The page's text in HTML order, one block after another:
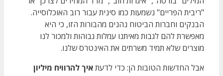
"ריבית הפריים" נשמעות כמו סינית עבור רוב האוכלוסייה.
הבנקים וחברות הביטוח נהנים מהבורות הזו, כי היא
מאפשרת להם לגבות מאיתנו עמלות גבוהות ולמכור לנו
מוצרים שלא תמיד משרתים את האינטרס שלנו.
אבל החדשות הטובות הן: כדי לדעתאיך להרוויח מיליון